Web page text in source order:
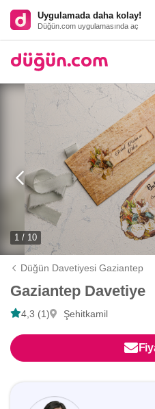
Uygulamada daha kolay!
Düğün.com uygulamasında aç
1 / 10
Düğün Davetiyesi Gaziantep
Gaziantep Davetiye
4,3 (1) Şehitkamil